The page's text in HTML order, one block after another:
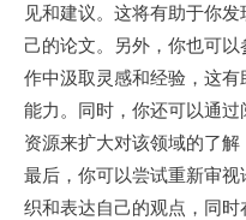
见和建议。这将有助于你
己的论文。另外，你也可
作中汲取灵感和经验，这
能力。同时，你还可以通
资源来扩大对该领域的了解
最后，你可以尝试重新审
织和表达自己的观点，同